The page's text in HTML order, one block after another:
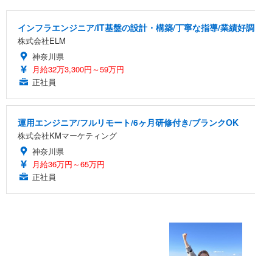
インフラエンジニア/IT基盤の設計・構築/丁寧な指導/業績好調
株式会社ELM
神奈川県
月給32万3,300円～59万円
正社員
運用エンジニア/フルリモート/6ヶ月研修付き/ブランクOK
株式会社KMマーケティング
神奈川県
月給36万円～65万円
正社員